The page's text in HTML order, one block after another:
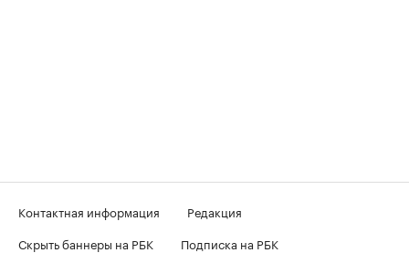
Контактная информация
Редакция
Скрыть баннеры на РБК
Подписка на РБК